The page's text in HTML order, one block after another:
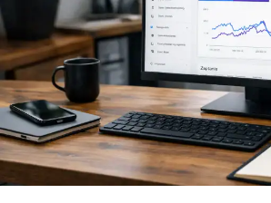
Linkowanie
wewnętrzne
krok
po
kroku